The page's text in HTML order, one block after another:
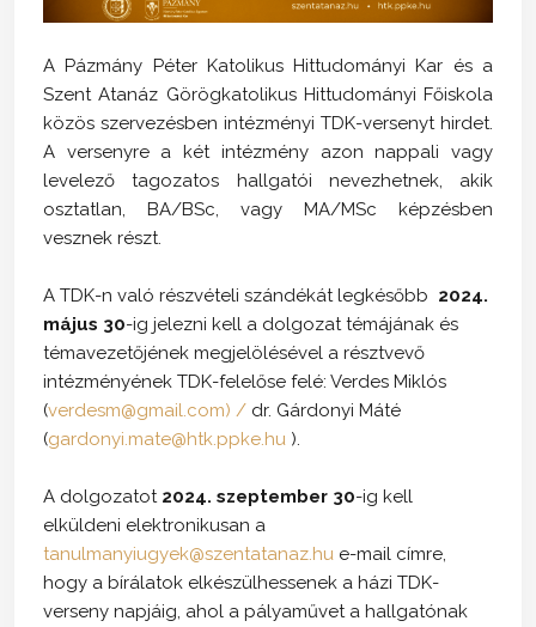
A Pázmány Péter Katolikus Hittudományi Kar és a
Szent Atanáz Görögkatolikus Hittudományi Főiskola
közös szervezésben intézményi TDK-versenyt hirdet.
A versenyre a két intézmény azon nappali vagy
levelező tagozatos hallgatói nevezhetnek, akik
osztatlan, BA/BSc, vagy MA/MSc képzésben
vesznek részt.
A TDK-n való részvételi szándékát legkésőbb 2024.
május 30-ig jelezni kell a dolgozat témájának és
témavezetőjének megjelölésével a résztvevő
intézményének TDK-felelőse felé: Verdes Miklós
(verdesm@gmail.com) / dr. Gárdonyi Máté
(gardonyi.mate@htk.ppke.hu ).
A dolgozatot 2024. szeptember 30-ig kell
elküldeni elektronikusan a
tanulmanyiugyek@szentatanaz.hu e-mail címre,
hogy a bírálatok elkészülhessenek a házi TDK-
verseny napjáig, ahol a pályaművet a hallgatónak